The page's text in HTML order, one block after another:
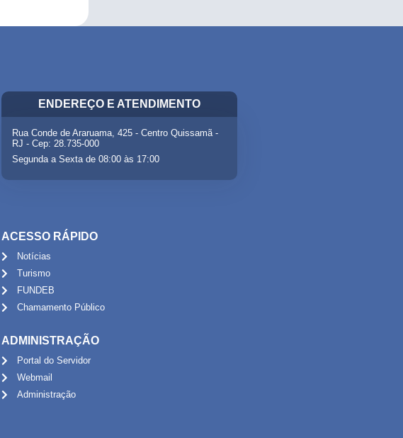
ENDEREÇO E ATENDIMENTO
Rua Conde de Araruama, 425 - Centro Quissamã -
RJ - Cep: 28.735-000
Segunda a Sexta de 08:00 às 17:00
ACESSO RÁPIDO
Notícias
Turismo
FUNDEB
Chamamento Público
ADMINISTRAÇÃO
Portal do Servidor
Webmail
Administração